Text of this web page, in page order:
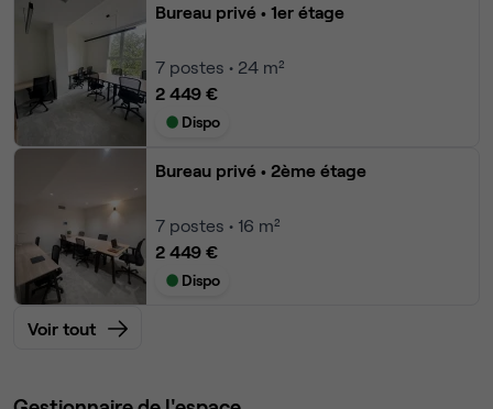
Bureau privé • 1er étage
7 postes • 24 m²
2 449 €
Dispo
Bureau privé • 2ème étage
7 postes • 16 m²
2 449 €
Dispo
Voir tout